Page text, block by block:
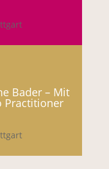
Bader – Mit
Practitioner